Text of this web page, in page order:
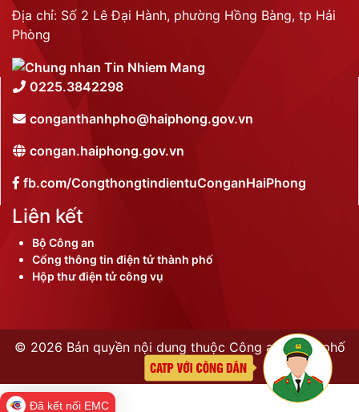
Địa chỉ: Số 2 Lê Đại Hành, phường Hồng Bàng, tp Hải
Phòng
0225.3842298
conganthanhpho@haiphong.gov.vn
congan.haiphong.gov.vn
fb.com/CongthongtindientuConganHaiPhong
Liên kết
Bộ Công an
Cổng thông tin điện tử thành phố
Hộp thư điện tử công vụ
© 2026 Bản quyền nội dung thuộc Công an thành phố
Hải Phòng
Đã kết nối EMC